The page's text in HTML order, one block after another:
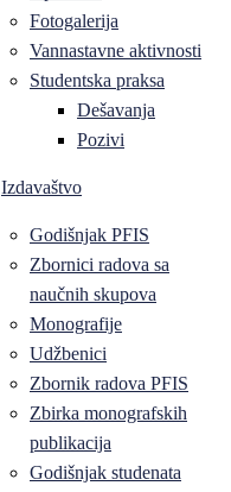
Fotogalerija
Vannastavne aktivnosti
Studentska praksa
Dešavanja
Pozivi
Izdavaštvo
Godišnjak PFIS
Zbornici radova sa
naučnih skupova
Monografije
Udžbenici
Zbornik radova PFIS
Zbirka monografskih
publikacija
Godišnjak studenata